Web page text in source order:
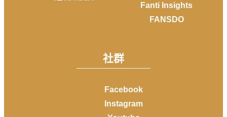
Fanti Insights
FANSDO
社群
Facebook
Instagram